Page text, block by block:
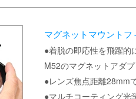
マグネットマウント
●着脱の即応性を飛躍的
M52のマグネットアダ
●レンズ焦点距離28mm
●マルチコーティング光